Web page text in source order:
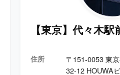
「メーカー修理不可」「デー
た端末でも、最後まで可能性
高度な基板修理技術を強みと
【東京】代々木駅
住所
〒151-0053 東
32-12 HOUWA